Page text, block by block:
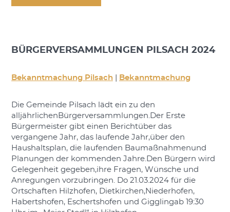
BÜRGERVERSAMMLUNGEN PILSACH 2024
Bekanntmachung Pilsach Bekanntmachung
Die Gemeinde Pilsach lädt ein zu den
alljährlichenBürgerversammlungen.Der Erste
Bürgermeister gibt einen Berichtüber das
vergangene Jahr, das laufende Jahr,über den
Haushaltsplan, die laufenden Baumaßnahmenund
Planungen der kommenden Jahre.Den Bürgern wird
Gelegenheit gegeben,ihre Fragen, Wünsche und
Anregungen vorzubringen. Do 21.03.2024 für die
Ortschaften Hilzhofen, Dietkirchen,Niederhofen,
Habertshofen, Eschertshofen und Gigglingab 19:30